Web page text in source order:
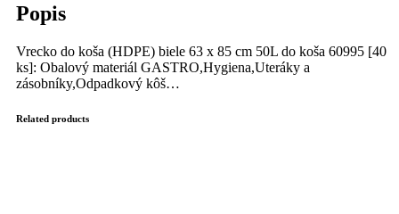
Popis
Vrecko do koša (HDPE) biele 63 x 85 cm 50L do koša 60995 [40
ks]: Obalový materiál GASTRO,Hygiena,Uteráky a
zásobníky,Odpadkový kôš…
Related products